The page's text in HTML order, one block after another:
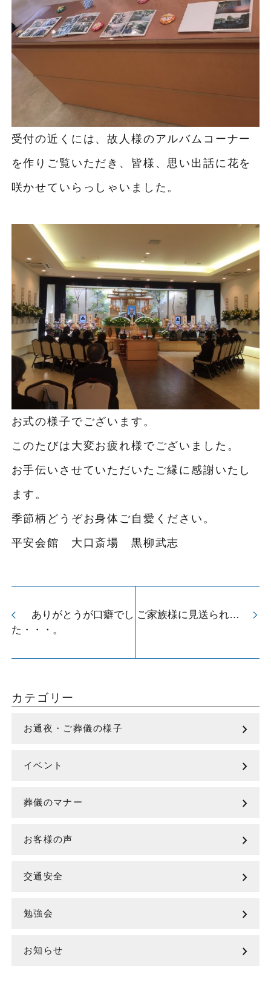
受付の近くには、故人様のアルバムコーナー
を作りご覧いただき、皆様、思い出話に花を
咲かせていらっしゃいました。
お式の様子でございます。
このたびは大変お疲れ様でございました。
お手伝いさせていただいたご縁に感謝いたし
ます。
季節柄どうぞお身体ご自愛ください。
平安会館 大口斎場 黒柳武志
arrow_back_ios
ありがとうが口癖でし
た・・・。
ご家族様に見送られ… arrow_forward_ios
カテゴリー
お通夜・ご葬儀の様子 chevron_right
イベント chevron_right
葬儀のマナー chevron_right
お客様の声 chevron_right
交通安全 chevron_right
勉強会 chevron_right
お知らせ chevron_right